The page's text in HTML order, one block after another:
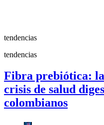
tendencias
tendencias
Fibra prebiótica:
crisis de salud
colombianos